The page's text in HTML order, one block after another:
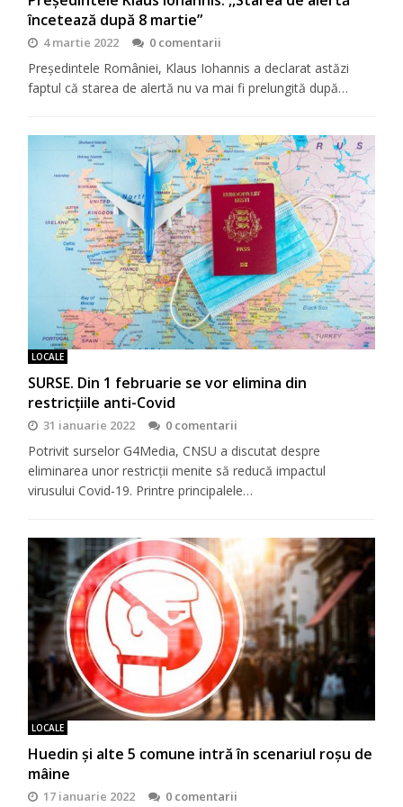
încetează după 8 martie”
4 martie 2022 0 comentarii
Președintele României, Klaus Iohannis a declarat astăzi
faptul că starea de alertă nu va mai fi prelungită după…
LOCALE
SURSE. Din 1 februarie se vor elimina din
restricțiile anti-Covid
31 ianuarie 2022 0 comentarii
Potrivit surselor G4Media, CNSU a discutat despre
eliminarea unor restricții menite să reducă impactul
virusului Covid-19. Printre principalele…
LOCALE
Huedin și alte 5 comune intră în scenariul roșu de
mâine
17 ianuarie 2022 0 comentarii